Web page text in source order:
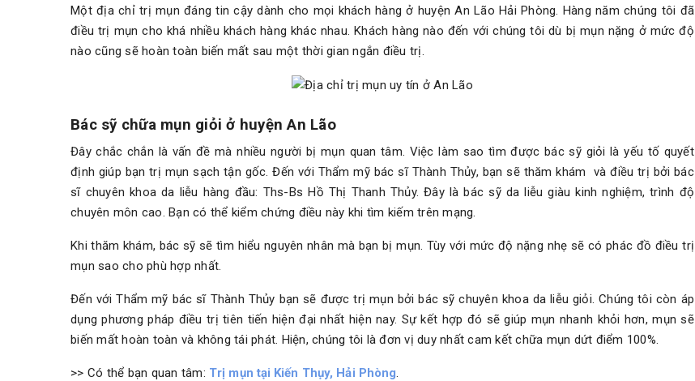
Một địa chỉ trị mụn đáng tin cậy dành cho mọi khách hàng ở huyện An Lão Hải Phòng. Hàng năm chúng tôi đã
điều trị mụn cho khá nhiều khách hàng khác nhau. Khách hàng nào đến với chúng tôi dù bị mụn nặng ở mức độ
nào cũng sẽ hoàn toàn biến mất sau một thời gian ngắn điều trị.
Bác sỹ chữa mụn giỏi ở huyện An Lão
Đây chắc chắn là vấn đề mà nhiều người bị mụn quan tâm. Việc làm sao tìm được bác sỹ giỏi là yếu tố quyết
định giúp bạn trị mụn sạch tận gốc. Đến với Thẩm mỹ bác sĩ Thành Thủy, bạn sẽ thăm khám và điều trị bởi bác
sĩ chuyên khoa da liễu hàng đầu: Ths-Bs Hồ Thị Thanh Thủy. Đây là bác sỹ da liễu giàu kinh nghiệm, trình độ
chuyên môn cao. Bạn có thể kiểm chứng điều này khi tìm kiếm trên mạng.
Khi thăm khám, bác sỹ sẽ tìm hiểu nguyên nhân mà bạn bị mụn. Tùy với mức độ nặng nhẹ sẽ có phác đồ điều trị
mụn sao cho phù hợp nhất.
Đến với Thẩm mỹ bác sĩ Thành Thủy bạn sẽ được trị mụn bởi bác sỹ chuyên khoa da liễu giỏi. Chúng tôi còn áp
dụng phương pháp điều trị tiên tiến hiện đại nhất hiện nay. Sự kết hợp đó sẽ giúp mụn nhanh khỏi hơn, mụn sẽ
biến mất hoàn toàn và không tái phát. Hiện, chúng tôi là đơn vị duy nhất cam kết chữa mụn dứt điểm 100%.
>> Có thể bạn quan tâm: Trị mụn tại Kiến Thụy, Hải Phòng